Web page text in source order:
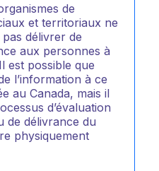
de
et territoriaux ne
délivrer de
aux personnes à
est possible que
l’information à ce
au Canada, mais il
d’évaluation
de délivrance du
physiquement